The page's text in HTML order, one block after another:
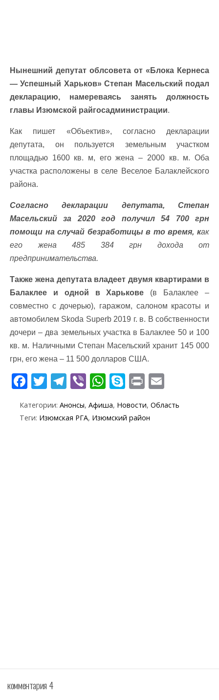
Нынешний депутат облсовета от «Блока Кернеса
— Успешный Харьков» Степан Масельский подал
декларацию, намереваясь занять должность
главы Изюмской райгосадминистрации.
Как пишет «Объектив», согласно декларации
депутата, он пользуется земельным участком
площадью 1600 кв. м, его жена – 2000 кв. м. Оба
участка расположены в селе Веселое Балаклейского
района.
Согласно декларации депутата, Степан
Масельский за 2020 год получил 54 700 грн
помощи на случай безработицы в то время, как
его жена 485 384 грн дохода от
предпринимательства.
Также жена депутата владеет двумя квартирами в
Балаклее и одной в Харькове (в Балаклее –
совместно с дочерью), гаражом, салоном красоты и
автомобилем Skoda Superb 2019 г. в. В собственности
дочери – два земельных участка в Балаклее 50 и 100
кв. м. Наличными Степан Масельский хранит 145 000
грн, его жена – 11 500 долларов США.
F
e
T
itt
T
e
Vi
b
er
W
at
S
y
p
Pr
in
t ai
Категории: Анонсы, Афиша, Новости, Область
Теги: Изюмская РГА, Изюмский район
комментария 4